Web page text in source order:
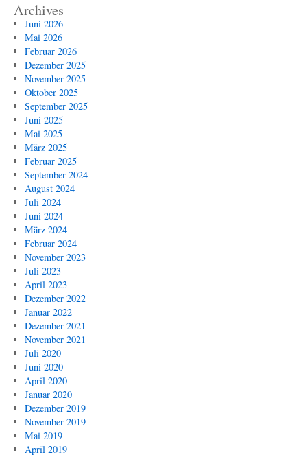
Archives
Juni 2026
Mai 2026
Februar 2026
Dezember 2025
November 2025
Oktober 2025
September 2025
Juni 2025
Mai 2025
März 2025
Februar 2025
September 2024
August 2024
Juli 2024
Juni 2024
März 2024
Februar 2024
November 2023
Juli 2023
April 2023
Dezember 2022
Januar 2022
Dezember 2021
November 2021
Juli 2020
Juni 2020
April 2020
Januar 2020
Dezember 2019
November 2019
Mai 2019
April 2019